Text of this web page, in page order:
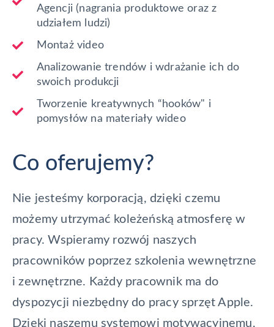
Agencji (nagrania produktowe oraz z
udziałem ludzi)
Montaż video
Analizowanie trendów i wdrażanie ich do
swoich produkcji
Tworzenie kreatywnych “hooków" i
pomysłów na materiały wideo
Co oferujemy?
Nie jesteśmy korporacją, dzięki czemu
możemy utrzymać koleżeńską atmosferę w
pracy. Wspieramy rozwój naszych
pracowników poprzez szkolenia wewnętrzne
i zewnętrzne. Każdy pracownik ma do
dyspozycji niezbędny do pracy sprzęt Apple.
Dzięki naszemu systemowi motywacyjnemu,